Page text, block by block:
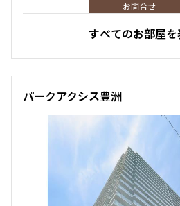
お問合せ
12階１２０２
1.0ヶ月 1.0ヶ
3LDK+DEN+WIC+SIC
三井の賃貸 当社限定物件
すべてのお部屋
パークアクシス豊洲